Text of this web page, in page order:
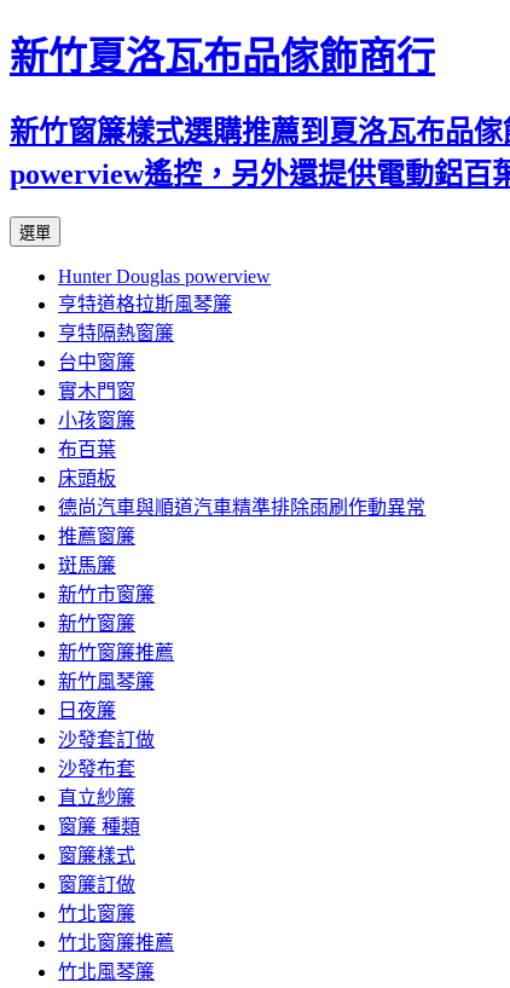
新竹夏洛瓦布品傢飾商行
新竹窗簾樣式選購推薦到夏洛瓦布品
powerview遙控，另外還提供電動鋁百
選單
內
容
Hunter Douglas powerview
亨特道格拉斯風琴簾
亨特隔熱窗簾
台中窗簾
實木門窗
小孩窗簾
布百葉
床頭板
德尚汽車與順道汽車精準排除雨刷作動異常
推薦窗簾
斑馬簾
新竹市窗簾
新竹窗簾
新竹窗簾推薦
新竹風琴簾
日夜簾
沙發套訂做
沙發布套
直立紗簾
窗簾 種類
窗簾樣式
窗簾訂做
竹北窗簾
竹北窗簾推薦
竹北風琴簾